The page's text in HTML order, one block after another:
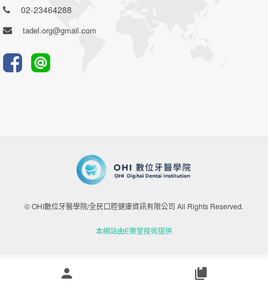
02-23464288
tadel.org@gmail.com
© OHI數位牙醫學院/全民口腔健康資訊有限公司 All Rights Reserved.
本網站由E樂堂技術提供